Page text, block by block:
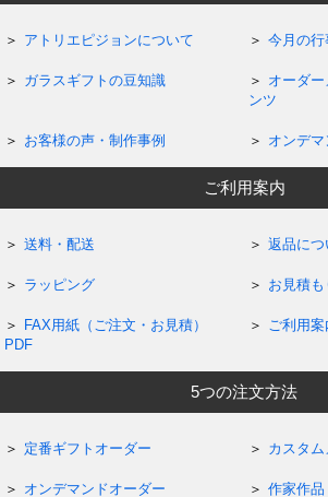
アトリエピジョンについて 今月の行
ガラスギフトの豆知識
オーダ
ンツ
お客様の声・制作事例 オンデマ
ご利用案内
送料・配送 返品につ
ラッピング お見積
FAX用紙（ご注文・お見積）
PDF
ご利用
5つの注文方法
定番ギフトオーダー カスタ
オンデマンドオーダー 作家作品